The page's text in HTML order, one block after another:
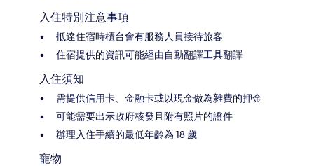
入住特別注意事項
抵達住宿時櫃台會有服務人員接待旅客
住宿提供的資訊可能經由自動翻譯工具翻譯
入住須知
需提供信用卡、金融卡或以現金做為雜費的押金
可能需要出示政府核發且附有照片的證件
辦理入住手續的最低年齡為 18 歲
寵物